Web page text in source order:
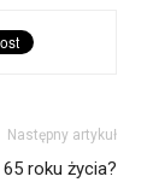
Następny artykuł
roku życia?